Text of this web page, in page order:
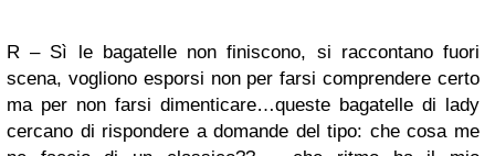
R – Sì le bagatelle non finiscono, si raccontano fuori
scena, vogliono esporsi non per farsi comprendere certo
ma per non farsi dimenticare…queste bagatelle di lady
cercano di rispondere a domande del tipo: che cosa me